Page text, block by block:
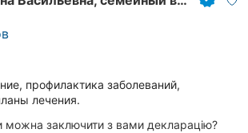
профилактика заболеваний,
лечения.
можна заключити з вами декларацію?